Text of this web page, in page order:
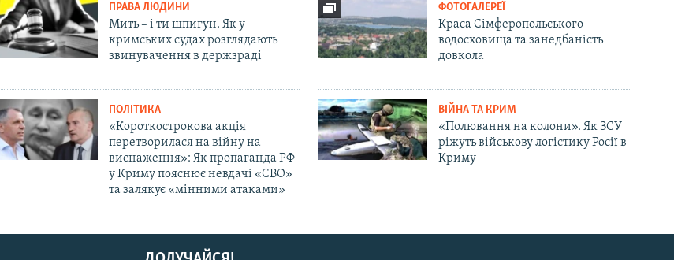
ПРАВА ЛЮДИНИ
Мить – і ти шпигун. Як у
кримських судах розглядають
звинувачення в держзраді
ФОТОГАЛЕРЕЇ
Краса Сімферопольського
водосховища та занедбаність
довкола
ПОЛІТИКА
«Короткострокова акція
перетворилася на війну на
виснаження»: Як пропаганда РФ
у Криму пояснює невдачі «СВО»
та залякує «мінними атаками»
ВІЙНА ТА КРИМ
«Полювання на колони». Як ЗСУ
ріжуть військову логістику Росії в
Криму